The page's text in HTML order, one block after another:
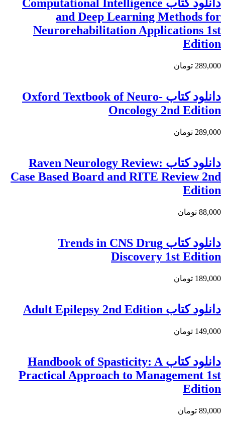
دانلود کتاب Computational Intelligence
and Deep Learning Methods for
Neurorehabilitation Applications 1st
Edition
289,000 تومان
دانلود کتاب Oxford Textbook of Neuro-
Oncology 2nd Edition
289,000 تومان
دانلود كتاب Raven Neurology Review:
Case Based Board and RITE Review 2nd
Edition
88,000 تومان
دانلود کتاب Trends in CNS Drug
Discovery 1st Edition
189,000 تومان
دانلود کتاب Adult Epilepsy 2nd Edition
149,000 تومان
دانلود کتاب Handbook of Spasticity: A
Practical Approach to Management 1st
Edition
89,000 تومان